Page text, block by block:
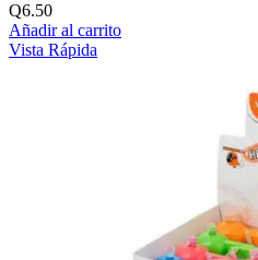
Q6.50
Añadir al carrito
Vista Rápida